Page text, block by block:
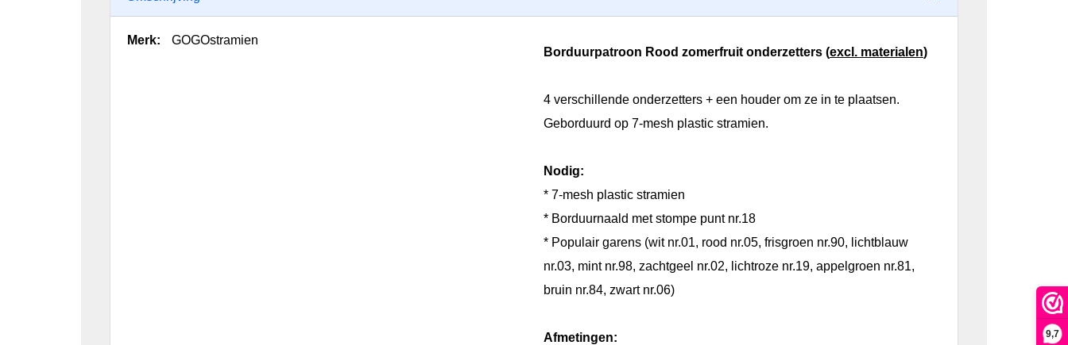
9,7
Merk:
GOGOstramien
Borduurpatroon Rood zomerfruit onderzetters (excl. materialen)
4 verschillende onderzetters + een houder om ze in te plaatsen.
Geborduurd op 7-mesh plastic stramien.
Nodig:
* 7-mesh plastic stramien
* Borduurnaald met stompe punt nr.18
* Populair garens (wit nr.01, rood nr.05, frisgroen nr.90, lichtblauw
nr.03, mint nr.98, zachtgeel nr.02, lichtroze nr.19, appelgroen nr.81,
bruin nr.84, zwart nr.06)
Afmetingen: